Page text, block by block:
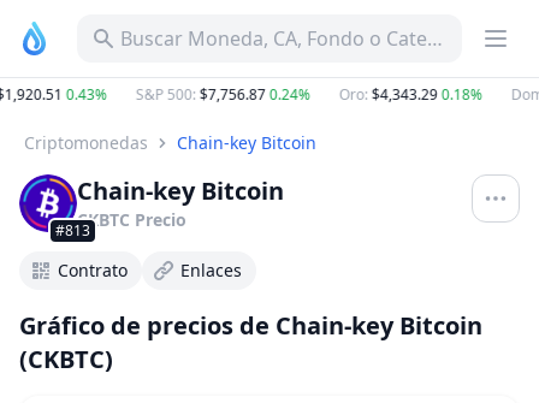
Buscar Moneda, CA, Fondo o Categoría
0.43% S&P 500:$7,756.870.24% Oro:$4,343.290.18%
Criptomonedas Chain-key Bitcoin
#813
Chain-key Bitcoin
CKBTC Precio
Contrato Enlaces
Gráfico de precios de Chain-key Bitcoin
(CKBTC)